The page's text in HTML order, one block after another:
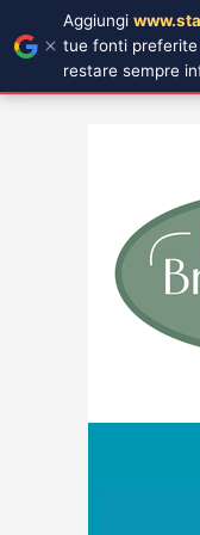
Aggiungi
tue fonti preferite
restare sempre